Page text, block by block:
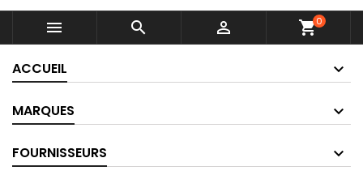
   shopping_cart0
ACCUEIL
MARQUES
FOURNISSEURS